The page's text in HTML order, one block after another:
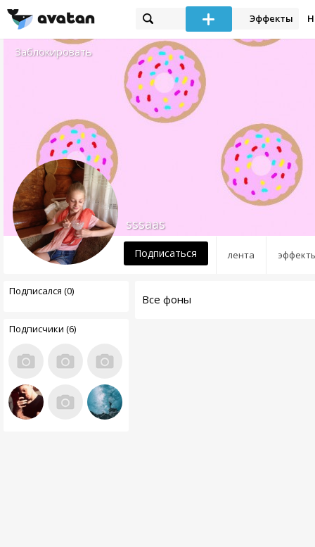
Эффекты
Заблокировать
лента
sssaas
Подписаться
Подписался (0)
Подписчики (6)
Все фоны